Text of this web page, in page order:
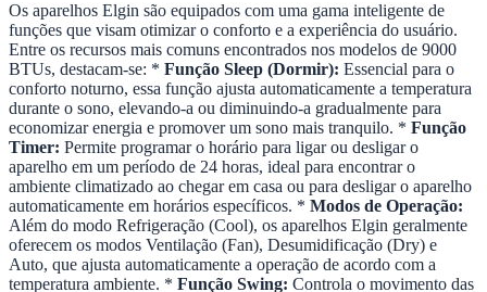
Os aparelhos Elgin são equipados com uma gama inteligente de
funções que visam otimizar o conforto e a experiência do usuário.
Entre os recursos mais comuns encontrados nos modelos de 9000
BTUs, destacam-se: * Função Sleep (Dormir): Essencial para o
conforto noturno, essa função ajusta automaticamente a temperatura
durante o sono, elevando-a ou diminuindo-a gradualmente para
economizar energia e promover um sono mais tranquilo. * Função
Timer: Permite programar o horário para ligar ou desligar o
aparelho em um período de 24 horas, ideal para encontrar o
ambiente climatizado ao chegar em casa ou para desligar o aparelho
automaticamente em horários específicos. * Modos de Operação:
Além do modo Refrigeração (Cool), os aparelhos Elgin geralmente
oferecem os modos Ventilação (Fan), Desumidificação (Dry) e
Auto, que ajusta automaticamente a operação de acordo com a
temperatura ambiente. * Função Swing: Controla o movimento das